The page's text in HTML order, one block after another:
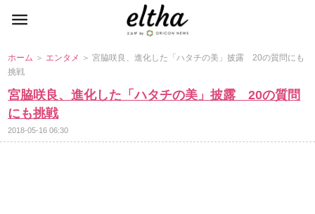
ホーム ＞ エンタメ ＞ 宮脇咲良、進化した「ハタチの美」披露 20の質問にも
挑戦
宮脇咲良、進化した「ハタチの美」披露 20の質問
にも挑戦
2018-05-16 06:30